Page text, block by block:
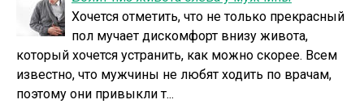
Хочется отметить, что не только прекрасный
пол мучает дискомфорт внизу живота,
который хочется устранить, как можно скорее. Всем
известно, что мужчины не любят ходить по врачам,
поэтому они привыкли т...